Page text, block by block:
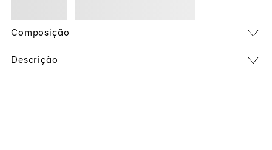
Composição
Descrição